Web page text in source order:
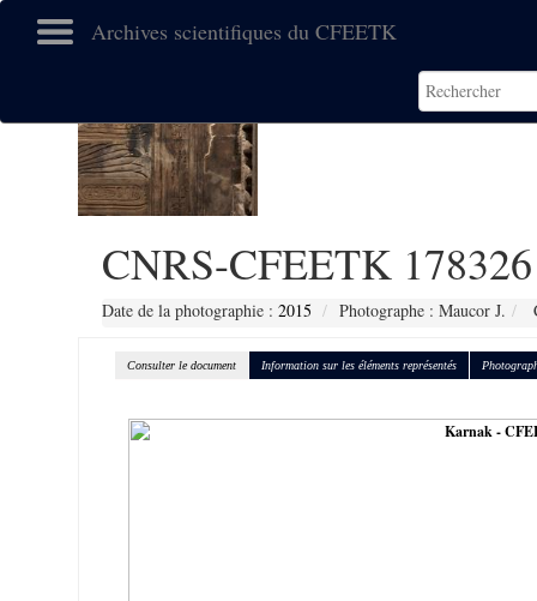
Archives scientifiques du CFEETK
CNRS-CFEETK 178326
Date de la photographie : 2015 Photographe : Maucor J.
Consulter le document Information sur les éléments représentés